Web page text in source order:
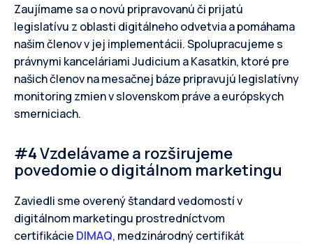
Zaujímame sa o novú pripravovanú či prijatú
legislatívu z oblasti digitálneho odvetvia a pomáhama
našim členov v jej implementácii. Spolupracujeme s
právnymi kanceláriami Judicium a Kasatkin, ktoré pre
našich členov na mesačnej báze pripravujú legislatívny
monitoring zmien v slovenskom práve a európskych
smerniciach.
#4Vzdelávame a rozširujeme
povedomie o digitálnom marketingu
Zaviedli sme overený štandard vedomostí v
digitálnom marketingu prostredníctvom
certifikácie DIMAQ, medzinárodný certifikát